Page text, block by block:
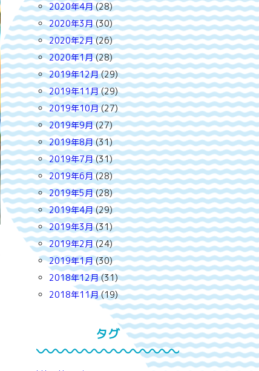
2020年4月(28)
2020年3月(30)
2020年2月(26)
2020年1月(28)
2019年12月(29)
2019年11月(29)
2019年10月(27)
2019年9月(27)
2019年8月(31)
2019年7月(31)
2019年6月(28)
2019年5月(28)
2019年4月(29)
2019年3月(31)
2019年2月(24)
2019年1月(30)
2018年12月(31)
2018年11月(19)
タグ